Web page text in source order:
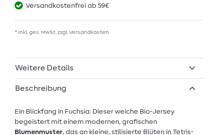
Versandkostenfrei ab 59€
* inkl. ges. MwSt. zzgl. Versandkosten
Weitere Details
Beschreibung
Ein Blickfang in Fuchsia: Dieser weiche Bio-Jersey
begeistert mit einem modernen, grafischen
Blumenmuster, das an kleine, stilisierte Blüten in Tetris-